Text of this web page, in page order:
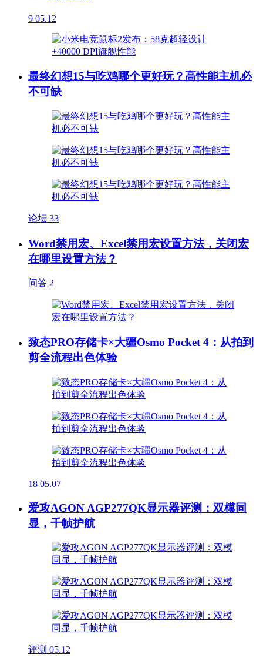
9 05.12
最终幻想15与吃鸡哪个更好玩？高性能主机必
不可缺
论坛 33
Word禁用宏、Excel禁用宏设置方法，关闭宏
在哪里设置方法？
问答 2
致态PRO存储卡×大疆Osmo Pocket 4：从拍到
剪全流程出色体验
18 05.07
爱攻AGON AGP277QK显示器评测：双模同
显，千帧护航
评测 05.12